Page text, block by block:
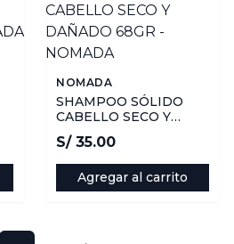
NOMADA
SHAMPOO SÓLIDO
CABELLO SECO Y
DAÑADO 68GR -
NOMADA
S/ 35.00
Agregar al carrito